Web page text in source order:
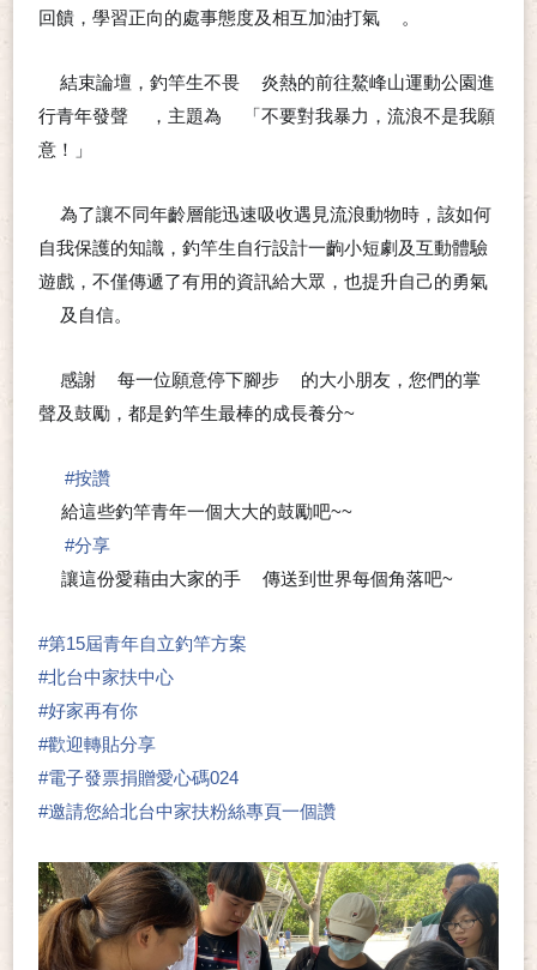
回饋，學習正向的處事態度及相互加油打氣
。
結束論壇，釣竿生不畏
炎熱的前往鰲峰山運動公園進
行青年發聲
，主題為
「不要對我暴力，流浪不是我願
意！」
為了讓不同年齡層能迅速吸收遇見流浪動物時，該如何
自我保護的知識，釣竿生自行設計一齣小短劇及互動體驗
遊戲，不僅傳遞了有用的資訊給大眾，也提升自己的勇氣
及自信。
感謝 每一位願意停下腳步
的大小朋友，您們的掌
聲及鼓勵，都是釣竿生最棒的成長養分~
#按讚
給這些釣竿青年一個大大的鼓勵吧~~
#分享
讓這份愛藉由大家的手 🖐傳送到世界每個角落吧~
#第15屆青年自立釣竿方案
#北台中家扶中心
#好家再有你
#歡迎轉貼分享
#電子發票捐贈愛心碼024
#邀請您給北台中家扶粉絲專頁一個讚